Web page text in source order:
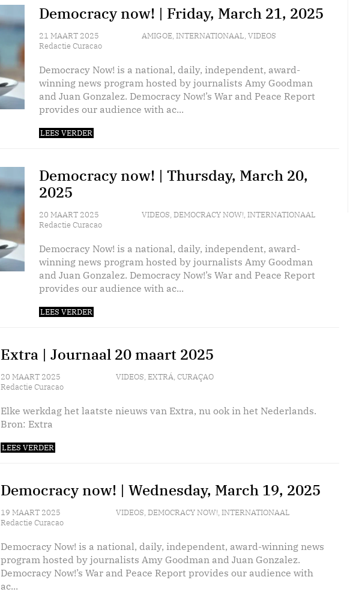
Democracy now! | Friday, March 21, 2025
21 MAART 2025
Redactie Curacao
AMIGOE, INTERNATIONAAL, VIDEOS
Democracy Now! is a national, daily, independent, award-
winning news program hosted by journalists Amy Goodman
and Juan Gonzalez. Democracy Now!’s War and Peace Report
provides our audience with ac...
LEES VERDER
Democracy now! | Thursday, March 20,
2025
20 MAART 2025
Redactie Curacao
VIDEOS, DEMOCRACY NOW!, INTERNATIONAAL
Democracy Now! is a national, daily, independent, award-
winning news program hosted by journalists Amy Goodman
and Juan Gonzalez. Democracy Now!’s War and Peace Report
provides our audience with ac...
LEES VERDER
Extra | Journaal 20 maart 2025
20 MAART 2025
Redactie Curacao
VIDEOS, EXTRÁ, CURAÇAO
Elke werkdag het laatste nieuws van Extra, nu ook in het Nederlands.
Bron: Extra
LEES VERDER
Democracy now! | Wednesday, March 19, 2025
19 MAART 2025
Redactie Curacao
VIDEOS, DEMOCRACY NOW!, INTERNATIONAAL
Democracy Now! is a national, daily, independent, award-winning news
program hosted by journalists Amy Goodman and Juan Gonzalez.
Democracy Now!’s War and Peace Report provides our audience with
ac...